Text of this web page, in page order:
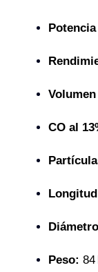
CO al
Peso: 84